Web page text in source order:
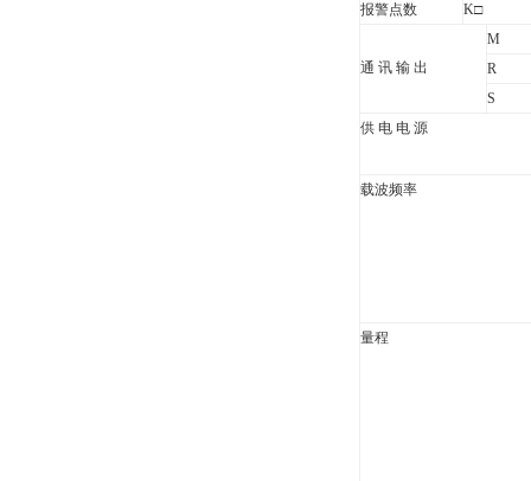
报警点数
K□
通 讯 输 出
M
R
S
供 电 电 源
载波频率
量程